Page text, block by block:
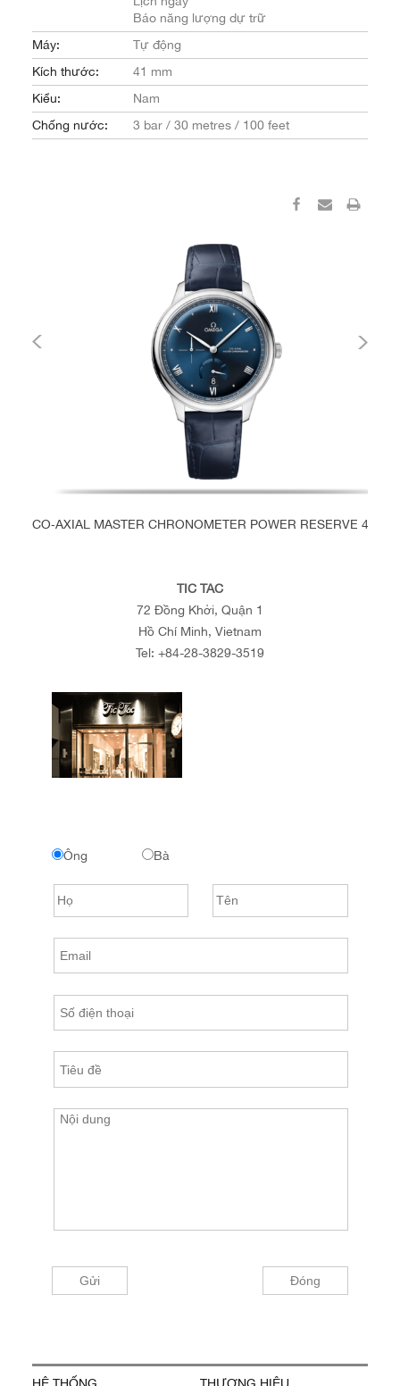
Báo năng lượng dự trữ
Máy:
Tự động
Kích thước:
41 mm
Kiểu:
Nam
Chống nước:
3 bar / 30 metres / 100 feet
CO‑AXIAL MASTER CHRONOMETER POWER RESERVE 41 MM
TIC TAC
72 Đồng Khởi, Quận 1
Hồ Chí Minh, Vietnam
Tel: +84-28-3829-3519
Ông Bà
HỆ THỐNG THƯƠNG HIỆU